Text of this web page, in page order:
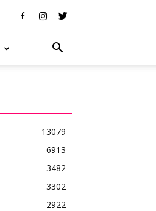
13079
6913
3482
3302
2922